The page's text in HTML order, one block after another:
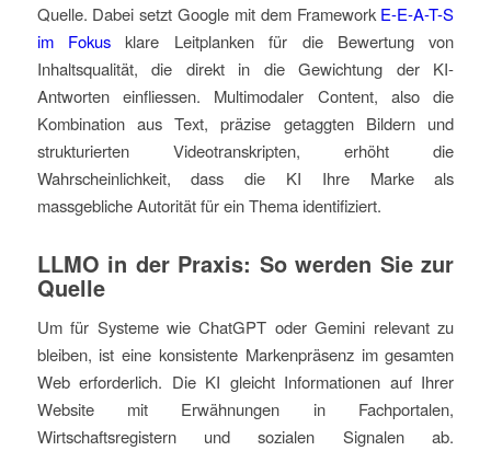
Quelle. Dabei setzt Google mit dem Framework E-E-A-T-S
im Fokus klare Leitplanken für die Bewertung von
Inhaltsqualität, die direkt in die Gewichtung der KI-
Antworten einfliessen. Multimodaler Content, also die
Kombination aus Text, präzise getaggten Bildern und
strukturierten Videotranskripten, erhöht die
Wahrscheinlichkeit, dass die KI Ihre Marke als
massgebliche Autorität für ein Thema identifiziert.
LLMO in der Praxis: So werden Sie zur
Quelle
Um für Systeme wie ChatGPT oder Gemini relevant zu
bleiben, ist eine konsistente Markenpräsenz im gesamten
Web erforderlich. Die KI gleicht Informationen auf Ihrer
Website mit Erwähnungen in Fachportalen,
Wirtschaftsregistern und sozialen Signalen ab.